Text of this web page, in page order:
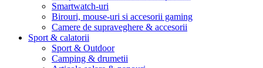
Smartwatch-uri
Birouri, mouse-uri si accesorii gaming
Camere de supraveghere & accesorii
Sport & calatorii
Sport & Outdoor
Camping & drumetii